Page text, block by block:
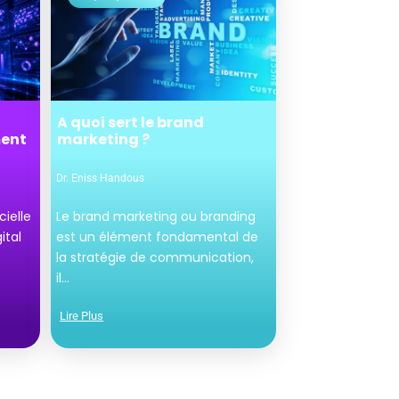
A quoi sert le brand
marketing ?
Dr. Eniss Handous
Le brand marketing ou branding
est un élément fondamental de
la stratégie de communication,
il...
Lire Plus